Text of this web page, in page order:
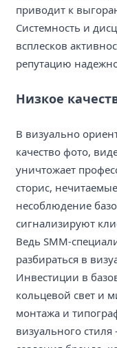
приводит к
Системность и
всплесков
репутацию
Низкое
В визуально
качество фото,
уничтожает
сторис,
несоблюдение
сигнализируют
Ведь SMM-
разбираться в
Инвестиции в
кольцевой свет и
монтажа и
визуального